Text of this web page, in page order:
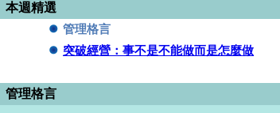
本週精選
管理格言
突破經營：事不是不能做而是怎麼做
管理格言